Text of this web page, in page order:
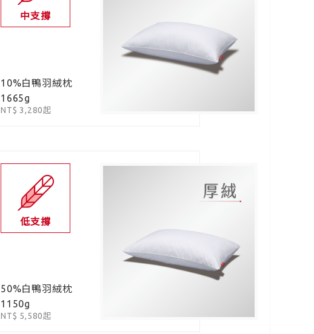
中支撐
10%白鴨羽絨枕
1665g
NT$ 3,280起
低支撐
50%白鴨羽絨枕
1150g
NT$ 5,580起